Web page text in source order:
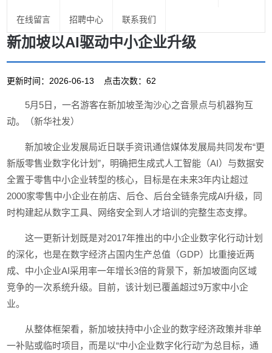
在线留言 招聘中心 联系我们
新加坡以AI驱动中小企业升级
更新时间：2026-06-13 点击次数：62
5月5日，一名游客在新加坡圣淘沙心之音景点与机器狗互
动。（新华社发）
新加坡企业发展局近日联手资讯通信媒体发展局共同发布“更
新版零售业数字化计划”，明确把生成式人工智能（AI）与数据安
全置于零售中小企业转型的核心，目标是在未来3年内让超过
2000家零售中小企业在前店、后仓、后台全链条完成AI升级，同
时构建起从数字工具、网络安全到人才培训的完整生态支撑。
这一更新计划既是对2017年推出的中小企业数字化行动计划
的深化，也是在数字经济占国内生产总值（GDP）比重接近两
成、中小企业AI采用率一年增长3倍的背景下，新加坡面向区域
竞争的一次系统升级。目前，该计划已覆盖超过9万家中小企
业。
从整体框架看，新加坡扶持中小企业的数字经济政策并非单
一补贴或临时项目，而是以“中小企业数字化行动”为总目标，通